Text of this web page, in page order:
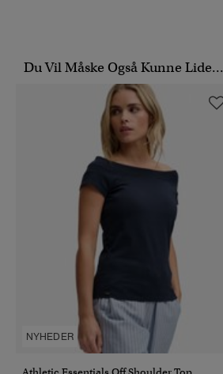
Du Vil Måske Også Kunne Lide...
NYHEDER